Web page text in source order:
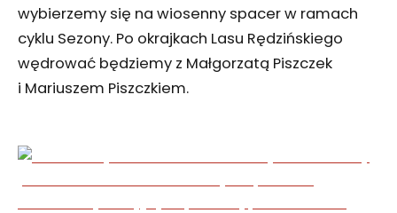
wybierzemy się na wiosenny spacer w ramach
cyklu Sezony. Po okrajkach Lasu Rędzińskiego
wędrować będziemy z Małgorzatą Piszczek
i Mariuszem Piszczkiem.